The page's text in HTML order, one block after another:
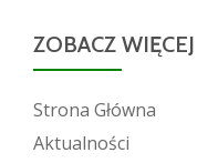
ZOBACZ WIĘCEJ
Strona Główna
Aktualności